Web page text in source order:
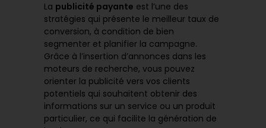
La publicité payante est l’une des
stratégies qui présente le meilleur taux de
conversion, à condition de bien
segmenter et planifier la campagne.
Grâce à l’insertion d’annonces dans les
moteurs de recherche, vous pouvez
orienter la publicité vers vos clients
potentiels qui souhaitent obtenir des
informations sur un service ou un produit
particulier, ce qui facilite la génération de